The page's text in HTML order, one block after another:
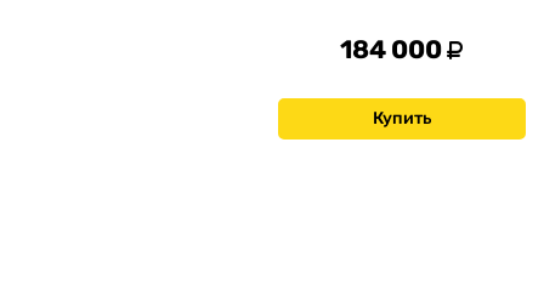
184 000
Купить